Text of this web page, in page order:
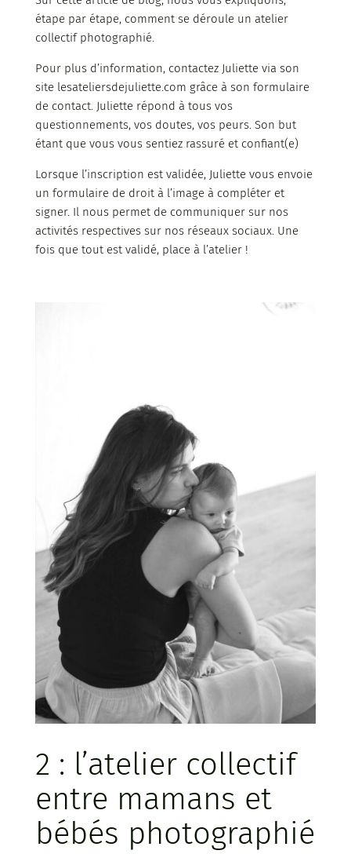
étape par étape, comment se déroule un atelier
collectif photographié.
Pour plus d’information, contactez Juliette via son
site lesateliersdejuliette.com grâce à son formulaire
de contact. Juliette répond à tous vos
questionnements, vos doutes, vos peurs. Son but
étant que vous vous sentiez rassuré et confiant(e)
Lorsque l’inscription est validée, Juliette vous envoie
un formulaire de droit à l’image à compléter et
signer. Il nous permet de communiquer sur nos
activités respectives sur nos réseaux sociaux. Une
fois que tout est validé, place à l’atelier !
2 : l’atelier collectif
entre mamans et
bébés photographié